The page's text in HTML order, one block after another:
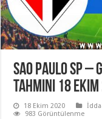
Sao Paulo SP –
Tahmini 18
18 Ekim 2020
983 Görüntülenme